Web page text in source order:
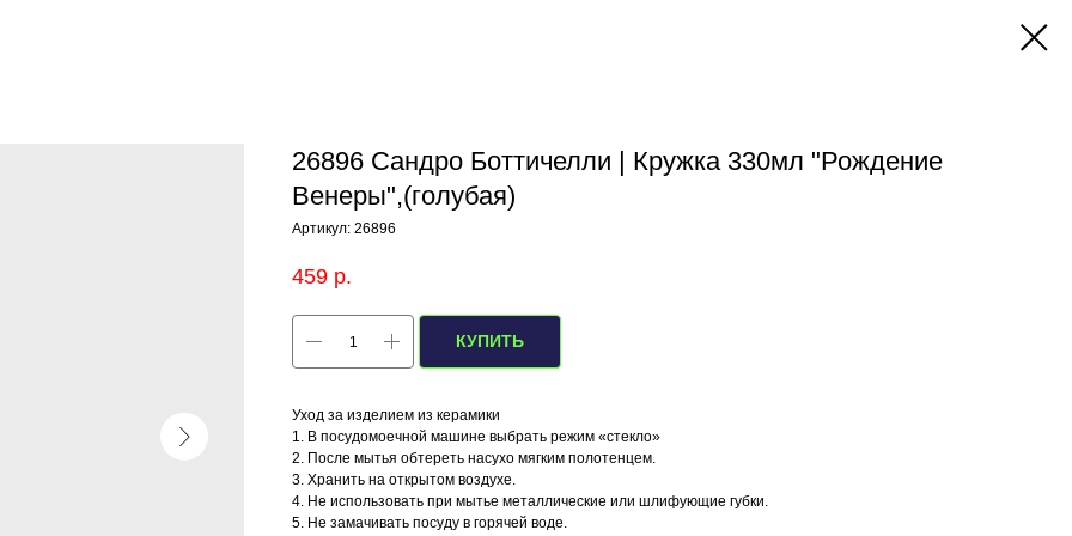
26896 Сандро Боттичелли | Кружка 330мл "Рождение
Венеры",(голубая)
Артикул: 26896
459 р.
КУПИТЬ
Уход за изделием из керамики
1. В посудомоечной машине выбрать режим «стекло»
2. После мытья обтереть насухо мягким полотенцем.
3. Хранить на открытом воздухе.
4. Не использовать при мытье металлические или шлифующие губки.
5. Не замачивать посуду в горячей воде.